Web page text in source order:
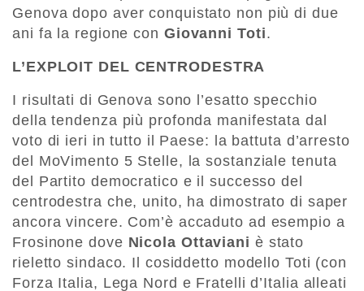
Genova dopo aver conquistato non più di due
ani fa la regione con Giovanni Toti.
L’EXPLOIT DEL CENTRODESTRA
I risultati di Genova sono l’esatto specchio
della tendenza più profonda manifestata dal
voto di ieri in tutto il Paese: la battuta d’arresto
del MoVimento 5 Stelle, la sostanziale tenuta
del Partito democratico e il successo del
centrodestra che, unito, ha dimostrato di saper
ancora vincere. Com’è accaduto ad esempio a
Frosinone dove Nicola Ottaviani è stato
rieletto sindaco. Il cosiddetto modello Toti (con
Forza Italia, Lega Nord e Fratelli d’Italia alleati